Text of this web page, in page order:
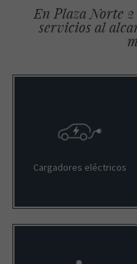
En Plaza Norte
servicios al
Cargadores eléctricos